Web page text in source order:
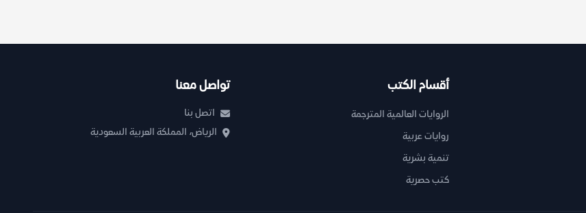
أقسام الكتب
الروايات العالمية المترجمة
روايات عربية
تنمية بشرية
كتب حصرية
تواصل معنا
اتصل بنا
الرياض، المملكة العربية السعودية